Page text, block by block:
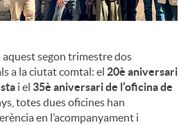
segon trimestre dos
a la ciutat comtal: el 20è aniversari
i el 35è aniversari de l’oficina de
totes dues oficines han
en l’acompanyament i